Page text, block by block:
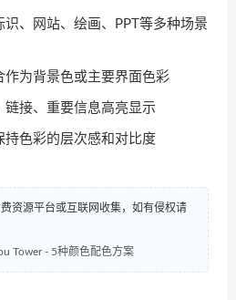
识、网站、绘画、PPT等多种场景
作为背景色或主要界面色彩
链接、重要信息高亮显示
持色彩的层次感和对比度
资源平台或互联网收集，如有侵权请
Tower - 5种颜色配色方案